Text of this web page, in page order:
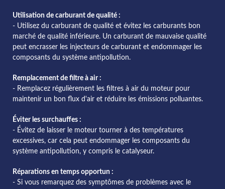
Utilisation de carburant de qualité :
- Utilisez du carburant de qualité et évitez les carburants bon
marché de qualité inférieure. Un carburant de mauvaise qualité
peut encrasser les injecteurs de carburant et endommager les
composants du système antipollution.
Remplacement de filtre à air :
- Remplacez régulièrement les filtres à air du moteur pour
maintenir un bon flux d'air et réduire les émissions polluantes.
Éviter les surchauffes :
- Évitez de laisser le moteur tourner à des températures
excessives, car cela peut endommager les composants du
système antipollution, y compris le catalyseur.
Réparations en temps opportun :
- Si vous remarquez des symptômes de problèmes avec le